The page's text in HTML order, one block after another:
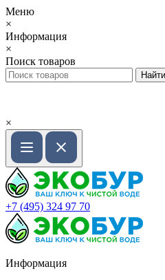
Меню
×
Информация
×
Поиск товаров
×
+7 (495) 324 97 70
Информация